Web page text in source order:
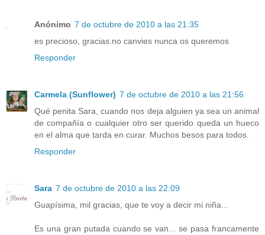
Anónimo 7 de octubre de 2010 a las 21:35
es precioso, gracias.no canvies nunca os queremos
Responder
Carmela (Sunflower) 7 de octubre de 2010 a las 21:56
Qué penita Sara, cuando nos deja alguien ya sea un animal
de compañía o cualquier otro ser querido queda un hueco
en el alma que tarda en curar. Muchos besos para todos.
Responder
Sara 7 de octubre de 2010 a las 22:09
Guapísima, mil gracias, que te voy a decir mi niña...
Es una gran putada cuando se van... se pasa francamente